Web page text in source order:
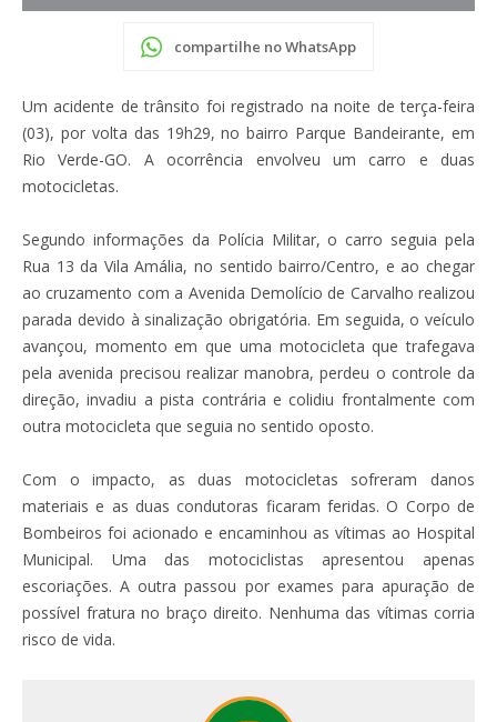
compartilhe no WhatsApp
Um acidente de trânsito foi registrado na noite de terça-feira
(03), por volta das 19h29, no bairro Parque Bandeirante, em
Rio Verde-GO. A ocorrência envolveu um carro e duas
motocicletas.
Segundo informações da Polícia Militar, o carro seguia pela
Rua 13 da Vila Amália, no sentido bairro/Centro, e ao chegar
ao cruzamento com a Avenida Demolício de Carvalho realizou
parada devido à sinalização obrigatória. Em seguida, o veículo
avançou, momento em que uma motocicleta que trafegava
pela avenida precisou realizar manobra, perdeu o controle da
direção, invadiu a pista contrária e colidiu frontalmente com
outra motocicleta que seguia no sentido oposto.
Com o impacto, as duas motocicletas sofreram danos
materiais e as duas condutoras ficaram feridas. O Corpo de
Bombeiros foi acionado e encaminhou as vítimas ao Hospital
Municipal. Uma das motociclistas apresentou apenas
escoriações. A outra passou por exames para apuração de
possível fratura no braço direito. Nenhuma das vítimas corria
risco de vida.